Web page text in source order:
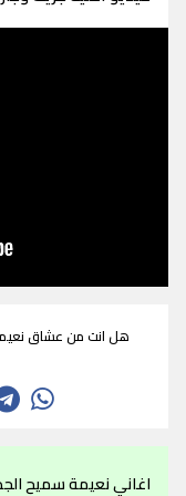
هل انت من عشاق
اغاني نعيمة سميح